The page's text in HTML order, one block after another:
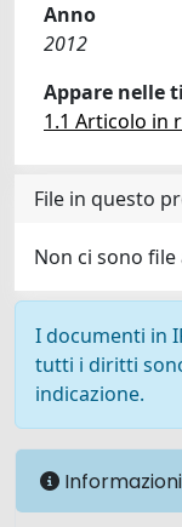
Anno
2012
Appare nelle
1.1 Articolo in
File in questo
Non ci sono
I documenti in
tutti i diritti
indicazione.
Informazioni